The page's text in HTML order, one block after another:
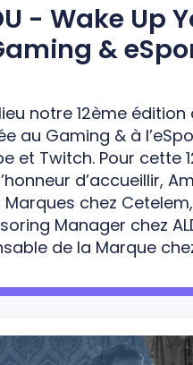
- Wake Up
&
notre 12ème édition
au Gaming & à
et Twitch. Pour cette
d’accueillir,
Marques chez Cetelem,
Manager chez
de la Marque